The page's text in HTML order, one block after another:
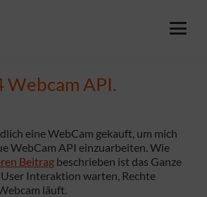
Webcam API.
eine WebCam gekauft, um mich
WebCam API einzuarbeiten. Wie
Beitrag beschrieben ist das Ganze
Interaktion warten, Rechte
läuft.